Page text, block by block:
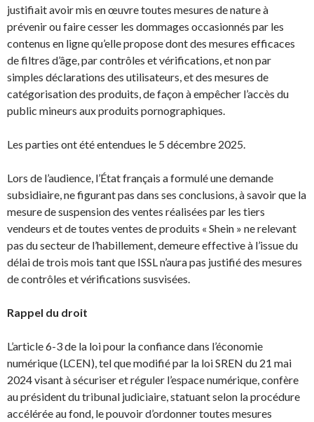
justifiait avoir mis en œuvre toutes mesures de nature à
prévenir ou faire cesser les dommages occasionnés par les
contenus en ligne qu’elle propose dont des mesures efficaces
de filtres d’âge, par contrôles et vérifications, et non par
simples déclarations des utilisateurs, et des mesures de
catégorisation des produits, de façon à empêcher l’accès du
public mineurs aux produits pornographiques.
Les parties ont été entendues le 5 décembre 2025.
Lors de l’audience, l’État français a formulé une demande
subsidiaire, ne figurant pas dans ses conclusions, à savoir que la
mesure de suspension des ventes réalisées par les tiers
vendeurs et de toutes ventes de produits « Shein » ne relevant
pas du secteur de l’habillement, demeure effective à l’issue du
délai de trois mois tant que ISSL n’aura pas justifié des mesures
de contrôles et vérifications susvisées.
Rappel du droit
L’article 6-3 de la loi pour la confiance dans l’économie
numérique (LCEN), tel que modifié par la loi SREN du 21 mai
2024 visant à sécuriser et réguler l’espace numérique, confère
au président du tribunal judiciaire, statuant selon la procédure
accélérée au fond, le pouvoir d’ordonner toutes mesures